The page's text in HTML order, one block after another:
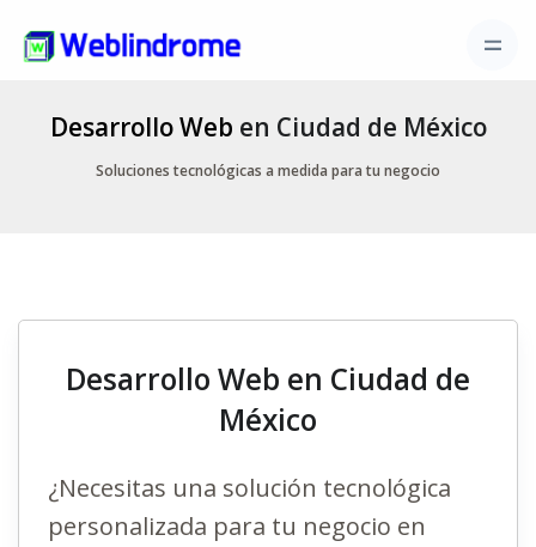
Desarrollo Web en Ciudad de México
Soluciones tecnológicas a medida para tu negocio
Desarrollo Web en Ciudad de
México
¿Necesitas una solución tecnológica
personalizada para tu negocio en